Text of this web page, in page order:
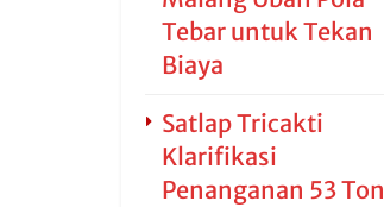
Tebar untuk Tekan
Biaya
Satlap Tricakti
Klarifikasi
Penanganan 53 Ton